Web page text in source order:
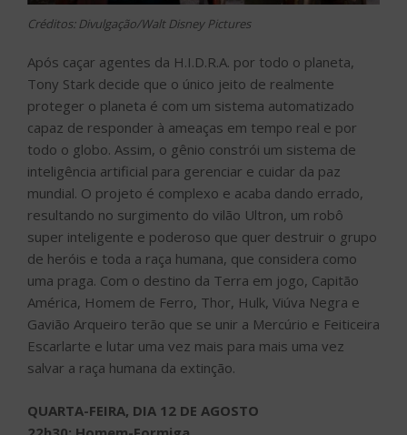
Créditos: Divulgação/Walt Disney Pictures
Após caçar agentes da H.I.D.R.A. por todo o planeta,
Tony Stark decide que o único jeito de realmente
proteger o planeta é com um sistema automatizado
capaz de responder à ameaças em tempo real e por
todo o globo. Assim, o gênio constrói um sistema de
inteligência artificial para gerenciar e cuidar da paz
mundial. O projeto é complexo e acaba dando errado,
resultando no surgimento do vilão Ultron, um robô
super inteligente e poderoso que quer destruir o grupo
de heróis e toda a raça humana, que considera como
uma praga. Com o destino da Terra em jogo, Capitão
América, Homem de Ferro, Thor, Hulk, Viúva Negra e
Gavião Arqueiro terão que se unir a Mercúrio e Feiticeira
Escarlarte e lutar uma vez mais para mais uma vez
salvar a raça humana da extinção.
QUARTA-FEIRA, DIA 12 DE AGOSTO